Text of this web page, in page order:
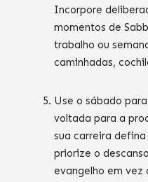
Incorpore
momentos de
trabalho ou
caminhadas,
Use o sábado
voltada para a
sua carreira defina
priorize o
evangelho em vez